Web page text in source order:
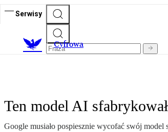
Serwisy
Cyfrowa
Ten model AI
Google musiało pospiesznie wycofać swój